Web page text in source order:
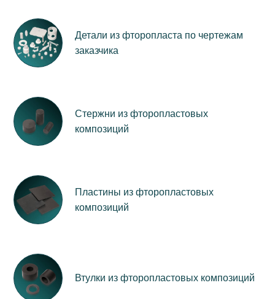
Детали из фторопласта по чертежам
заказчика
Стержни из фторопластовых
композиций
Пластины из фторопластовых
композиций
Втулки из фторопластовых композиций